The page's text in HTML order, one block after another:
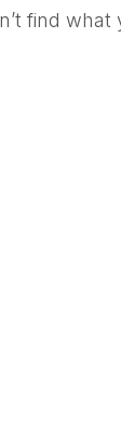
find what